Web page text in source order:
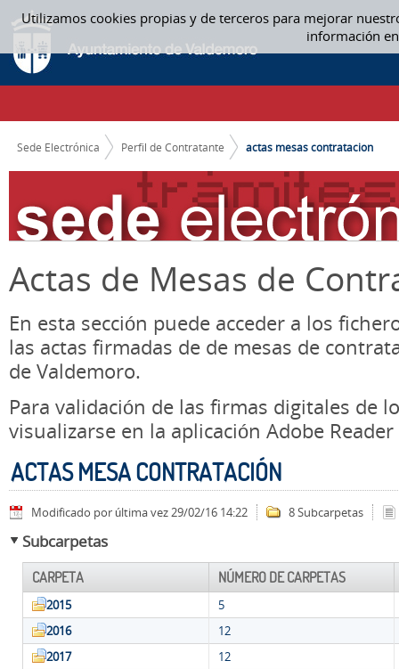
Utilizamos cookies propias y de terceros para mejorar
información
Saltar al contenido
ACTAS MESA CONTRATACIÓN - ACTAS MESAS CONTRATACION
CAMINO DE MIGAS
Sede Electrónica Perfil de Contratante actas mesas contratacion
Actas de Mesas de
En esta sección puede acceder a los
las actas firmadas de de mesas de
de Valdemoro.
Para validación de las firmas digitales de
visualizarse en la aplicación Adobe Reader
ACTAS MESA CONTRATACIÓN
Modificado por última vez 29/02/16 14:22 8 Subcarpetas
Subcarpetas
CARPETA NÚMERO DE CARPETAS
2015
5
2016
12
2017
12